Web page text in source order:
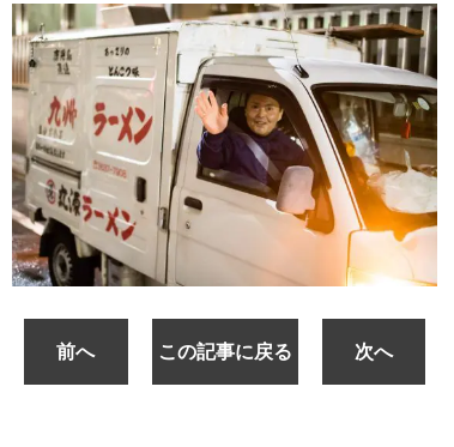
前へ この記事に戻る 次へ